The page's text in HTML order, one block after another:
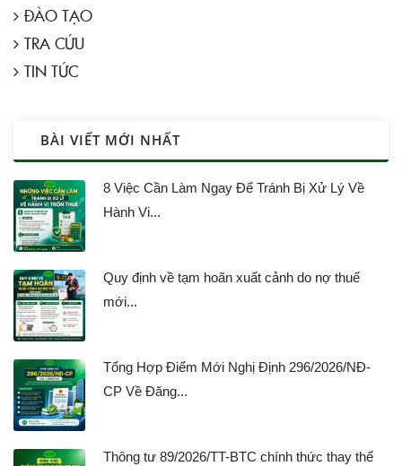
ĐÀO TẠO
TRA CỨU
TIN TỨC
BÀI VIẾT MỚI NHẤT
8 Việc Cần Làm Ngay Để Tránh Bị Xử Lý Về
Hành Vi...
Quy định về tạm hoãn xuất cảnh do nợ thuế
mới...
Tổng Hợp Điểm Mới Nghị Định 296/2026/NĐ-
CP Về Đăng...
Thông tư 89/2026/TT-BTC chính thức thay thế